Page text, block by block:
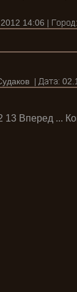
14:06
13 Вперед ...